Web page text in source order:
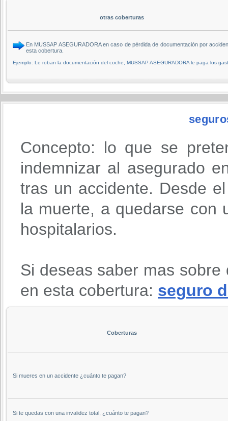
otras coberturas
En MUSSAP ASEGURADORA en caso de pérdida de documentación por
esta cobertura.
Ejemplo: Le roban la documentación del coche, MUSSAP ASEGURADORA le paga los
Concepto: lo que se
indemnizar al asegurado
tras un accidente. Desde
la muerte, a quedarse con
hospitalarios.
Si deseas saber mas
en esta cobertura: seguro
Coberturas
Si mueres en un accidente ¿cuánto te pagan?
Si te quedas con una invalidez total, ¿cuánto te pagan?